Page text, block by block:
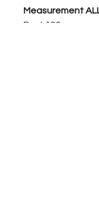
Measurement
Bust 120 cm